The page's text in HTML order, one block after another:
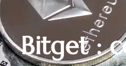
Bitget :